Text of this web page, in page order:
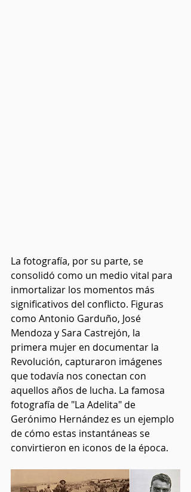
La fotografía, por su parte, se
consolidó como un medio vital para
inmortalizar los momentos más
significativos del conflicto. Figuras
como Antonio Garduño, José
Mendoza y Sara Castrejón, la
primera mujer en documentar la
Revolución, capturaron imágenes
que todavía nos conectan con
aquellos años de lucha. La famosa
fotografía de "La Adelita" de
Gerónimo Hernández es un ejemplo
de cómo estas instantáneas se
convirtieron en iconos de la época.